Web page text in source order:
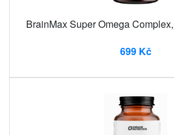
BrainMax Super Omega
699 Kč